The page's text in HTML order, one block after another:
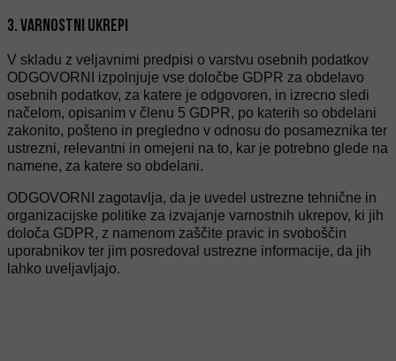
3. VARNOSTNI UKREPI
V skladu z veljavnimi predpisi o varstvu osebnih podatkov
ODGOVORNI izpolnjuje vse določbe GDPR za obdelavo
osebnih podatkov, za katere je odgovoren, in izrecno sledi
načelom, opisanim v členu 5 GDPR, po katerih so obdelani
zakonito, pošteno in pregledno v odnosu do posameznika ter
ustrezni, relevantni in omejeni na to, kar je potrebno glede na
namene, za katere so obdelani.
ODGOVORNI zagotavlja, da je uvedel ustrezne tehnične in
organizacijske politike za izvajanje varnostnih ukrepov, ki jih
določa GDPR, z namenom zaščite pravic in svoboščin
uporabnikov ter jim posredoval ustrezne informacije, da jih
lahko uveljavljajo.